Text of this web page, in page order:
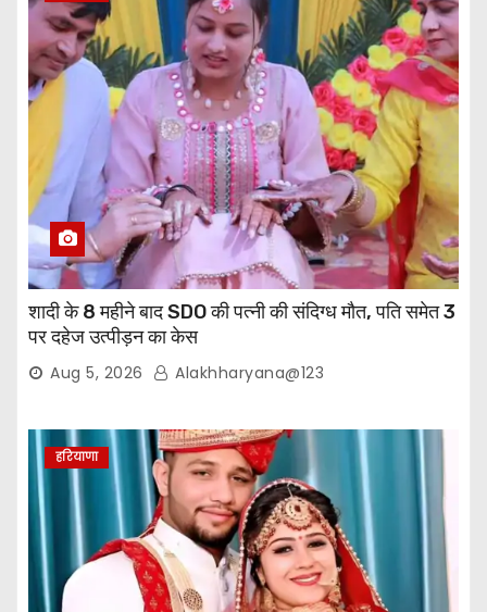
शादी के 8 महीने बाद SDO की पत्नी की संदिग्ध मौत, पति समेत 3
पर दहेज उत्पीड़न का केस
Aug 5, 2026 Alakhharyana@123
हरियाणा